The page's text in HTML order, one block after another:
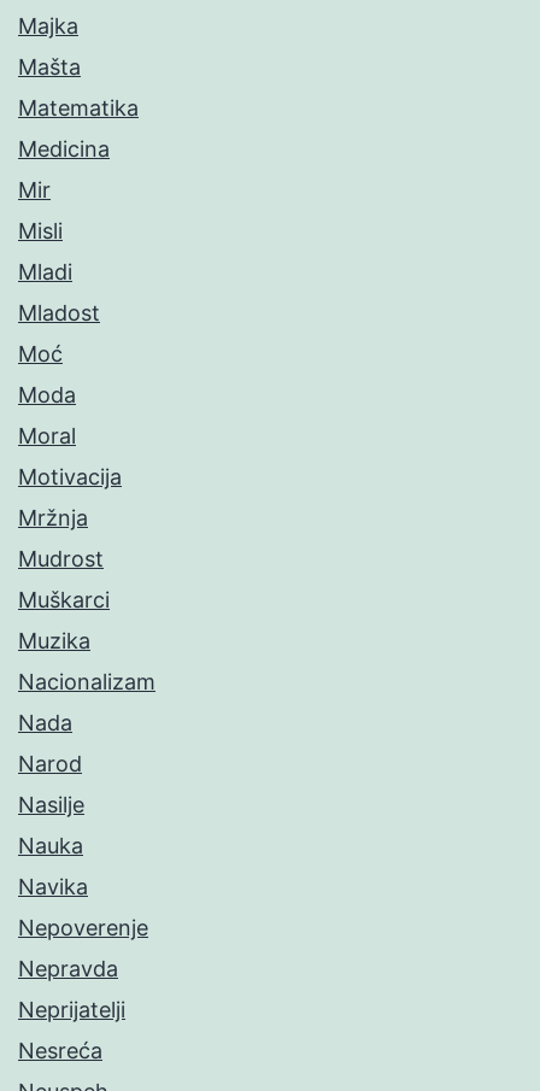
Majka
Mašta
Matematika
Medicina
Mir
Misli
Mladi
Mladost
Moć
Moda
Moral
Motivacija
Mržnja
Mudrost
Muškarci
Muzika
Nacionalizam
Nada
Narod
Nasilje
Nauka
Navika
Nepoverenje
Nepravda
Neprijatelji
Nesreća